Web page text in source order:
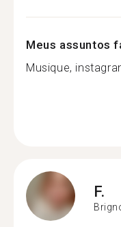
Meus assuntos
Musique,
F.